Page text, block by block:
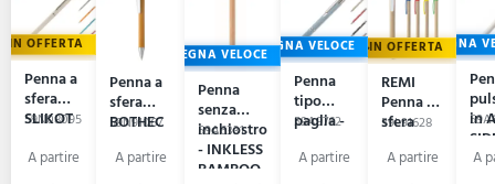
IN OFFERTA
Penna a
sfera
SLIKOT
59N08095
Penna a
sfera
BOTHEC
59N91067
CONSEGNA VELOCE
Penna
senza
inchiostro
- INKLESS
BAMBOO
59A6331
CONSEGNA VELOCE
Penna
tipo
paglia -
PECAS
59A9762
IN OFFERTA
REMI
Penna a
sfera
59L91628
CONSEGNA
in